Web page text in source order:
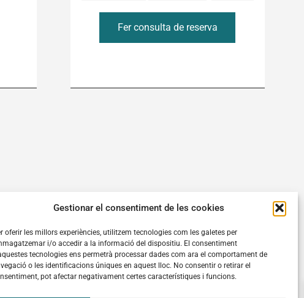
Gestionar el consentiment de les cookies
oferir les millors experiències, utilitzem tecnologies com les galetes per
i/o accedir a la informació del dispositiu. El consentiment
tecnologies ens permetrà processar dades com ara el comportament de
o les identificacions úniques en aquest lloc. No consentir o retirar el
pot afectar negativament certes característiques i funcions.
Fer consulta de reserva
Política de privacitat
Avís legal